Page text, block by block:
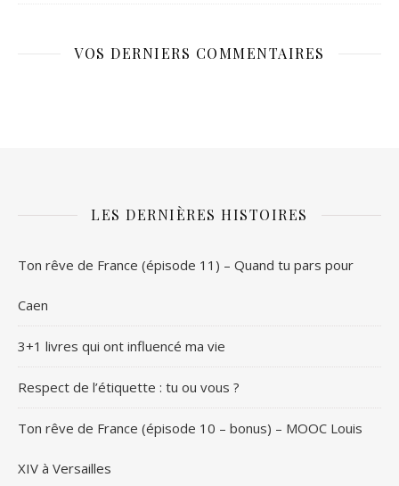
VOS DERNIERS COMMENTAIRES
LES DERNIÈRES HISTOIRES
Ton rêve de France (épisode 11) – Quand tu pars pour
Caen
3+1 livres qui ont influencé ma vie
Respect de l’étiquette : tu ou vous ?
Ton rêve de France (épisode 10 – bonus) – MOOC Louis
XIV à Versailles